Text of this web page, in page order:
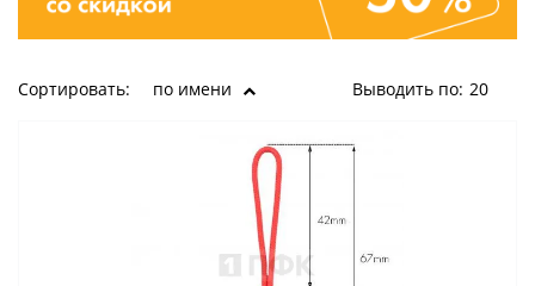
Сортировать: по имени Выводить по: 20